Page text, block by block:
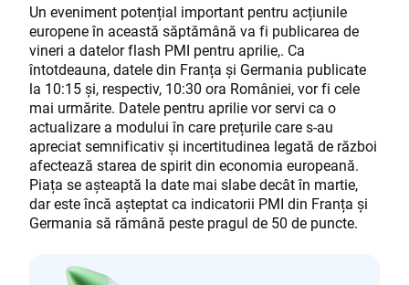
Un eveniment potențial important pentru acțiunile
europene în această săptămână va fi publicarea de
vineri a datelor flash PMI pentru aprilie,. Ca
întotdeauna, datele din Franța și Germania publicate
la 10:15 și, respectiv, 10:30 ora României, vor fi cele
mai urmărite. Datele pentru aprilie vor servi ca o
actualizare a modului în care prețurile care s-au
apreciat semnificativ și incertitudinea legată de război
afectează starea de spirit din economia europeană.
Piața se așteaptă la date mai slabe decât în ​​martie,
dar este încă așteptat ca indicatorii PMI din Franța și
Germania să rămână peste pragul de 50 de puncte.